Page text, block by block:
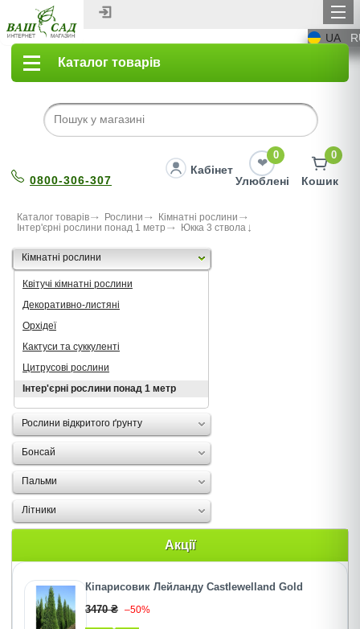
UA
Каталог товарів
0800-306-307
Кабінет
0
Улюблені
0
Кошик
Каталог товарів Рослини
Кімнатні рослини
Інтер'єрні рослини понад 1 метр
Юкка 3 ствола
Кімнатні рослини
Квітучі кімнатні рослини
Декоративно-листяні
Орхідеї
Кактуси та суккуленті
Цитрусові рослини
Інтер'єрні рослини понад 1 метр
Рослини відкритого ґрунту
Бонсай
Пальми
Літники
Акції
Кіпарисовик Лейланду Castlewelland Gold
3470 ₴ –50%